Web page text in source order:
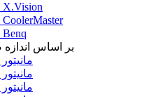
مانیتور X.Vision
مانیتور CoolerMaster
مانیتور Benq
بر اساس
مانیتور 49 اینچ
مانیتور 34 اینچ
مانیتور 32 اینچ